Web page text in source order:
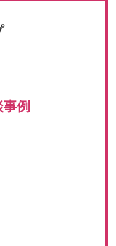
例